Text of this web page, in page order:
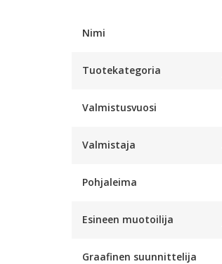
Nimi
Tuotekategoria
Valmistusvuosi
Valmistaja
Pohjaleima
Esineen muotoilija
Graafinen suunnittelija